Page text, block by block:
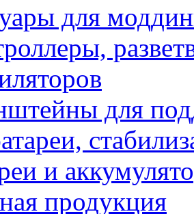
для
для
и
продукция